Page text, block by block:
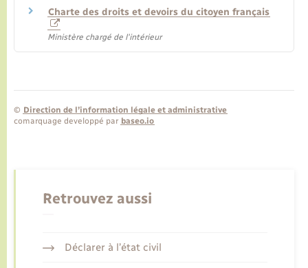
Charte des droits et devoirs du citoyen français
Ministère chargé de l'intérieur
© Direction de l’information légale et administrative
comarquage developpé par baseo.io
Retrouvez aussi
Déclarer à l’état civil